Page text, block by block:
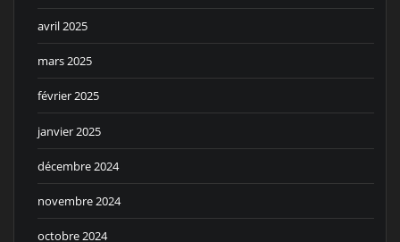
avril 2025
mars 2025
février 2025
janvier 2025
décembre 2024
novembre 2024
octobre 2024